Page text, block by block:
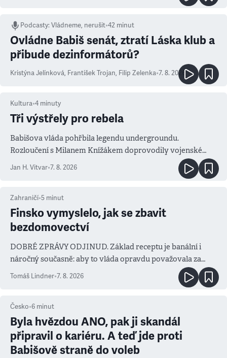
Podcasty:Vládneme, nerušit•42 minut
Ovládne Babiš senát, ztratí Láska klub a
přibude dezinformátorů?
Kristýna Jelínková, František Trojan, Filip Zelenka•7. 8. 2026
Kultura•4 minuty
Tři výstřely pro rebela
Babišova vláda pohřbila legendu undergroundu.
Rozloučení s Milanem Knížákem doprovodily vojenské
salvy i kritika pokrokářů
Jan H. Vitvar•7. 8. 2026
Zahraničí•5 minut
Finsko vymyslelo, jak se zbavit
bezdomovectví
DOBRÉ ZPRÁVY ODJINUD. Základ receptu je banální i
náročný současně: aby to vláda opravdu považovala za
prioritu
Tomáš Lindner•7. 8. 2026
Česko•6 minut
Byla hvězdou ANO, pak ji skandál
připravil o kariéru. A teď jde proti
Babišově straně do voleb